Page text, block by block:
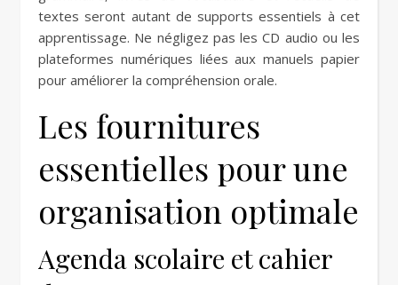
textes seront autant de supports essentiels à cet
apprentissage. Ne négligez pas les CD audio ou les
plateformes numériques liées aux manuels papier
pour améliorer la compréhension orale.
Les fournitures
essentielles pour une
organisation optimale
Agenda scolaire et cahier